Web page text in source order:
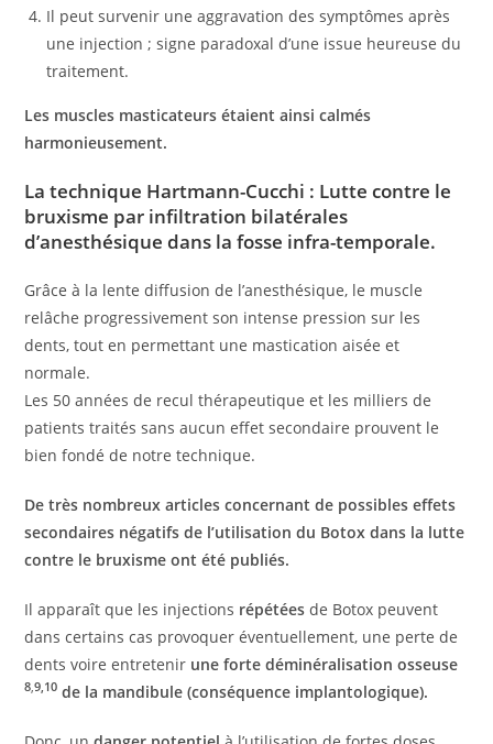
Il peut survenir une aggravation des symptômes après
une injection ; signe paradoxal d’une issue heureuse du
traitement.
Les muscles masticateurs étaient ainsi calmés
harmonieusement.
La technique Hartmann-Cucchi : Lutte contre le
bruxisme par infiltration bilatérales
d’anesthésique dans la fosse infra-temporale.
Grâce à la lente diffusion de l’anesthésique, le muscle
relâche progressivement son intense pression sur les
dents, tout en permettant une mastication aisée et
normale.
Les 50 années de recul thérapeutique et les milliers de
patients traités sans aucun effet secondaire prouvent le
bien fondé de notre technique.
De très nombreux articles concernant de possibles effets
secondaires négatifs de l’utilisation du Botox dans la lutte
contre le bruxisme ont été publiés.
Il apparaît que les injections répétées de Botox peuvent
dans certains cas provoquer éventuellement, une perte de
dents voire entretenir une forte déminéralisation osseuse
8,9,10 de la mandibule (conséquence implantologique).